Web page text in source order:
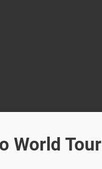
World Tour